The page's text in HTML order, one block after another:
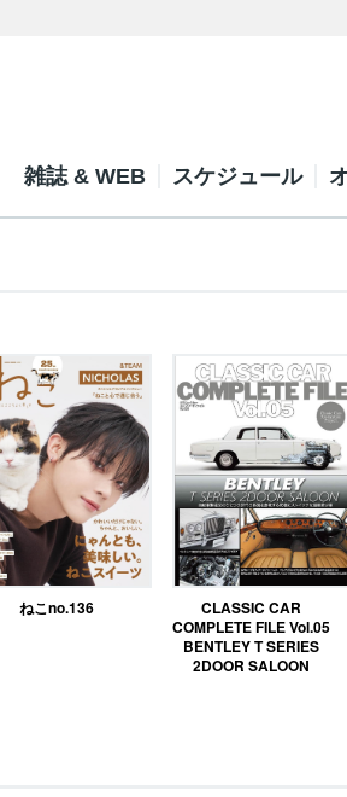
雑誌 & WEB スケジュール
ねこno.136
CLASSIC CAR
COMPLETE FILE Vol.05
BENTLEY T SERIES
2DOOR SALOON